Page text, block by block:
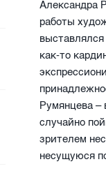
Александра
работы
выставлялся
как-то
Румянцева –
случайно
зрителем
несущуюся